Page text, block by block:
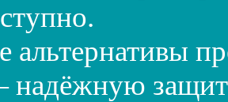
альтернативы